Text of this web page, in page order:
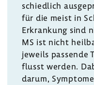
schied­lich
für die meist in
Erkran­kung sind
MS ist nicht
jeweils
flusst werden.
darum,